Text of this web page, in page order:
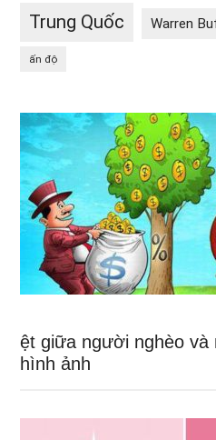
Trung Quốc Warren
ấn độ
ệt giữa người nghèo và
hình ảnh